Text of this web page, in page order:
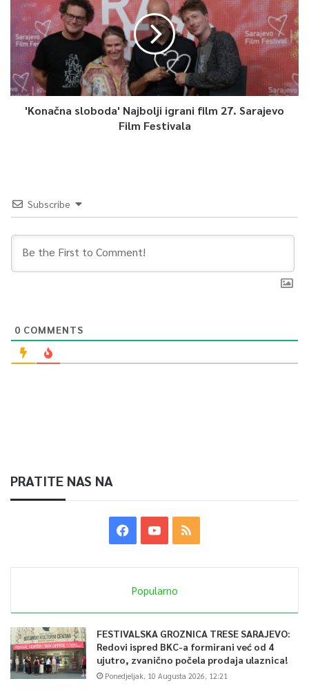
'Konačna sloboda' Najbolji igrani film 27. Sarajevo
Film Festivala
Subscribe
0 COMMENTS
PRATITE NAS NA
Popularno
FESTIVALSKA GROZNICA TRESE SARAJEVO:
Redovi ispred BKC-a formirani već od 4
ujutro, zvanično počela prodaja ulaznica!
Ponedjeljak, 10 Augusta 2026, 12:21